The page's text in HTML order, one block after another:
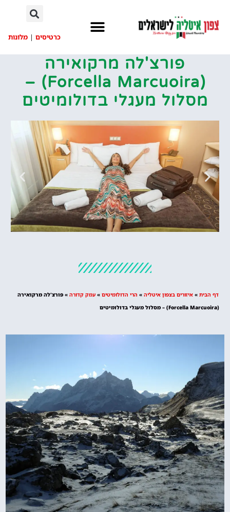
כרטיסים | מלונות
פורצ'לה מרקואירה
(Forcella Marcuoira) –
מסלול מעגלי בדולומיטים
מציאת מלון
לחצו
דף הבית » איזורים בצפון איטליה » הרי הדולומיטים » עמק קדורה » פורצ'לה מרקואירה
(Forcella Marcuoira) – מסלול מעגלי בדולומיטים